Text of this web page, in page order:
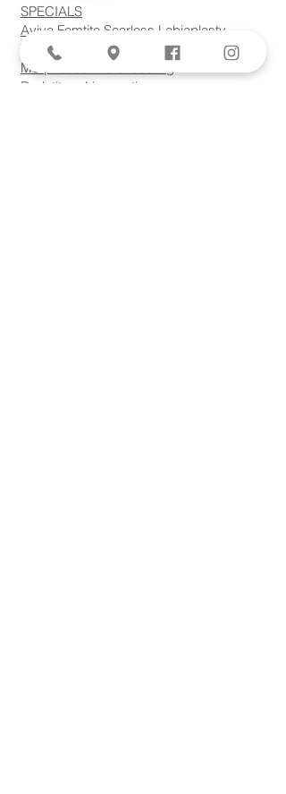
SPECIALS
Aviva Femtite Scarless Labiaplasty
Votiva Vaginal Rejuvenation
Morpheus8 Microneedling
Bodytite + Liposuction